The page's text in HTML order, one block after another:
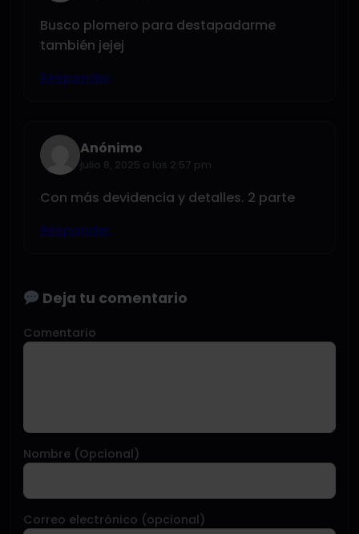
Busco plomero para destapadarme
también jejej
Responder
Anónimo
julio 8, 2025 a las 2:57 pm
Con más devidencia y detalles. 2 parte
Responder
Deja tu comentario
Comentario
Nombre (Opcional)
Correo electrónico (opcional)